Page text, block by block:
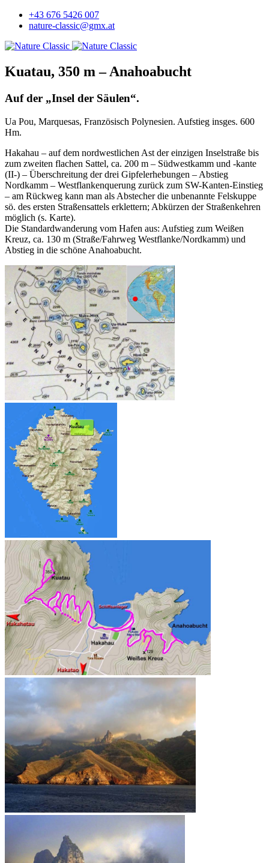
+43 676 5426 007
nature-classic@gmx.at
Kuatau, 350 m – Anahoabucht
Auf der „Insel der Säulen“.
Ua Pou, Marquesas, Französisch Polynesien. Aufstieg insges. 600
Hm.
Hakahau – auf dem nordwestlichen Ast der einzigen Inselstraße bis
zum zweiten flachen Sattel, ca. 200 m – Südwestkamm und -kante
(II-) – Überschreitung der drei Gipfelerhebungen – Abstieg
Nordkamm – Westflankenquerung zurück zum SW-Kanten-Einstieg
– am Rückweg kann man als Abstecher die unbenannte Felskuppe
sö. des ersten Straßensattels erklettern; Abkürzen der Straßenkehren
möglich (s. Karte).
Die Standardwanderung vom Hafen aus: Aufstieg zum Weißen
Kreuz, ca. 130 m (Straße/Fahrweg Westflanke/Nordkamm) und
Abstieg in die schöne Anahoabucht.